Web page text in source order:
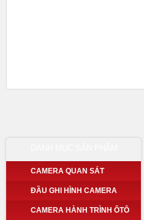
CAMERA QUAN SÁT
ĐẦU GHI HÌNH CAMERA
CAMERA HÀNH TRÌNH ÔTÔ